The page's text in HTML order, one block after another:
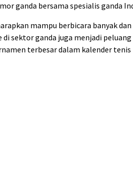
ganda bersama spesialis ganda
mampu berbicara banyak
di sektor ganda juga menjadi
terbesar dalam kalender